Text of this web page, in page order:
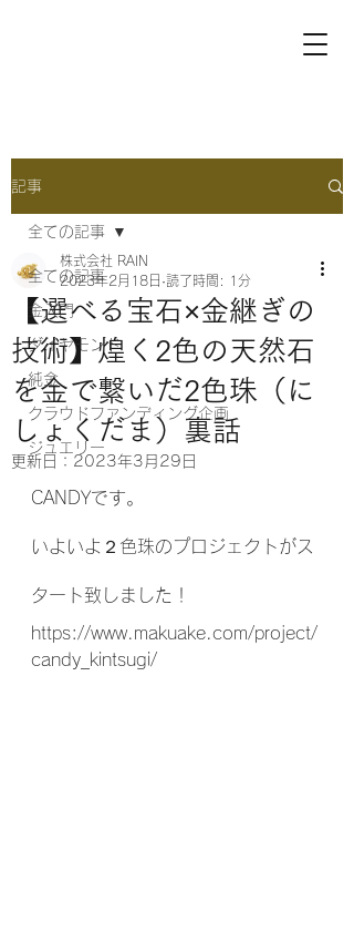
記事
全ての記事
金入門
ダイヤモンド
純金
クラウドファンディング企画
ジュエリー
全ての記事
【選べる宝石×金継ぎの
技術】煌く2色の天然石
を金で繋いだ2色珠（に
しょくだま）裏話
株式会社 RAIN
2023年2月18日 読了時間: 1分
更新日： 2023年3月29日
CANDYです。
いよいよ２色珠のプロジェクトがス
タート致しました！
https://www.makuake.com/project/
candy_kintsugi/